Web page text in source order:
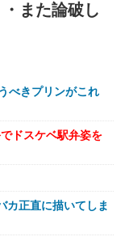
また論破し
べきプリンがこれ
ドスケベ駅弁姿を
カ正直に描いてしま